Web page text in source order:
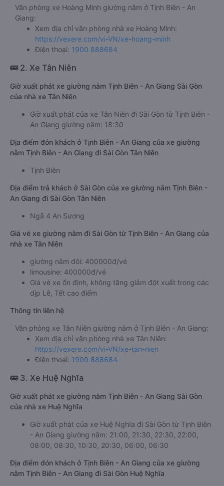
Văn phòng xe Hoàng Minh giường nằm ở Tịnh Biên - An
Giang:
Xem địa chỉ văn phòng nhà xe Hoàng Minh:
https://vexere.com/vi-VN/xe-hoang-minh
Điện thoại: 1900 888684
🚌 2. Xe Tân Niên
Giờ xuất phát xe giường nằm Tịnh Biên - An Giang Sài Gòn
của nhà xe Tân Niên
Giờ xuất phát của xe Tân Niên đi Sài Gòn từ Tịnh Biên -
An Giang giường nằm: 18:30
Địa điểm đón khách ở Tịnh Biên - An Giang của xe giường
nằm Tịnh Biên - An Giang đi Sài Gòn Tân Niên
Tịnh Biên
Địa điểm trả khách ở Sài Gòn của xe giường nằm Tịnh Biên -
An Giang đi Sài Gòn Tân Niên
Ngã 4 An Sương
Giá vé xe giường nằm đi Sài Gòn từ Tịnh Biên - An Giang của
nhà xe Tân Niên
giường nằm đôi: 400000đ/vé
limousine: 400000đ/vé
Giá vé xe ổn định, không tăng giảm đột xuất trong các
dịp Lễ, Tết cao điểm
Thông tin liên hệ
Văn phòng xe Tân Niên giường nằm ở Tịnh Biên - An Giang:
Xem địa chỉ văn phòng nhà xe Tân Niên:
https://vexere.com/vi-VN/xe-tan-nien
Điện thoại: 1900 888684
🚌 3. Xe Huệ Nghĩa
Giờ xuất phát xe giường nằm Tịnh Biên - An Giang Sài Gòn
của nhà xe Huệ Nghĩa
Giờ xuất phát của xe Huệ Nghĩa đi Sài Gòn từ Tịnh Biên
- An Giang giường nằm: 21:00, 21:30, 22:30, 22:00,
08:00, 08:30, 10:30, 20:30, 06:00, 06:30
Địa điểm đón khách ở Tịnh Biên - An Giang của xe giường
nằm Tịnh Biên - An Giang đi Sài Gòn Huệ Nghĩa